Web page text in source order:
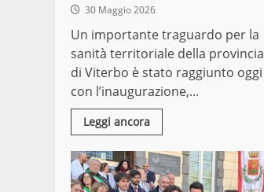
30 Maggio 2026
Un importante traguardo per la
sanità territoriale della provincia
di Viterbo è stato raggiunto oggi
con l’inaugurazione,...
Leggi ancora